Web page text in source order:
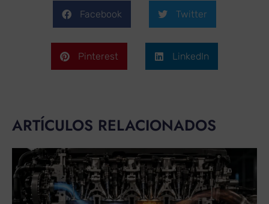
Facebook Twitter
Pinterest LinkedIn
ARTÍCULOS RELACIONADOS